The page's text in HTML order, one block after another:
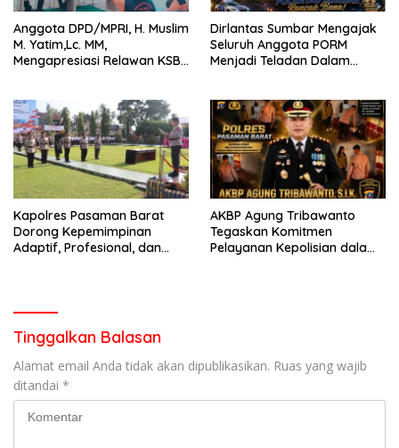
Anggota DPD/MPRI, H. Muslim
M. Yatim,Lc. MM,
Mengapresiasi Relawan KSB
Bencana
Dirlantas Sumbar Mengajak
Seluruh Anggota PORM
Menjadi Teladan Dalam
Perlengkapan Keselamatan
Berkendara
Kapolres Pasaman Barat
Dorong Kepemimpinan
Adaptif, Profesional, dan
AKBP Agung Tribawanto
Tegaskan Komitmen
Pelayanan Kepolisian dalam
Tinggalkan Balasan
Alamat email Anda tidak akan dipublikasikan. Ruas yang wajib
ditandai *